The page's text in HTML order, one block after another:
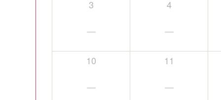
3
－
4
－
10
－
11
－